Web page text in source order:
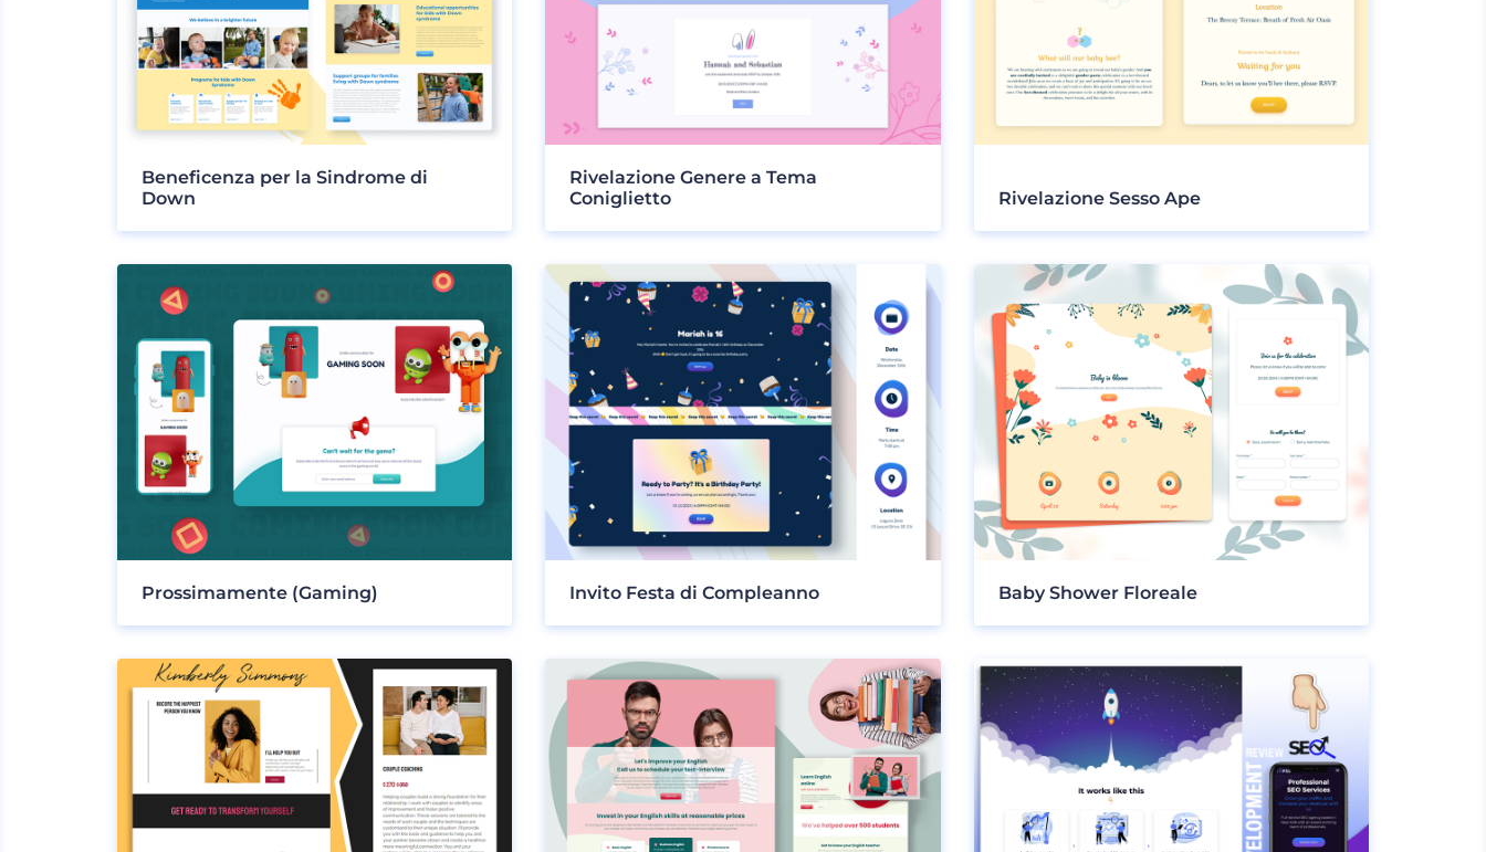
Beneficenza per la Sindrome di
Down
Rivelazione Genere a Tema
Coniglietto
Rivelazione Sesso Ape
Prossimamente (Gaming) Invito Festa di Compleanno Baby Shower Floreale